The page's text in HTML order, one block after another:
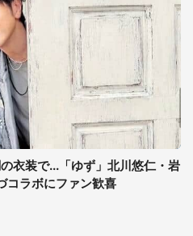
衣装で...「ゆず」北川悠仁・岩
コラボにファン歓喜